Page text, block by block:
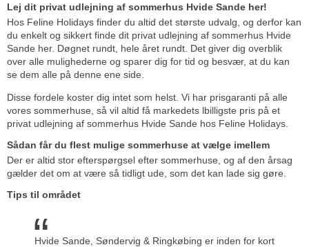
Lej dit privat udlejning af sommerhus Hvide Sande her!
Hos Feline Holidays finder du altid det største udvalg, og derfor kan
du enkelt og sikkert finde dit privat udlejning af sommerhus Hvide
Sande her. Døgnet rundt, hele året rundt. Det giver dig overblik
over alle mulighederne og sparer dig for tid og besvær, at du kan
se dem alle på denne ene side.
Disse fordele koster dig intet som helst. Vi har prisgaranti på alle
vores sommerhuse, så vil altid få markedets lbilligste pris på et
privat udlejning af sommerhus Hvide Sande hos Feline Holidays.
Sådan får du flest mulige sommerhuse at vælge imellem
Der er altid stor efterspørgsel efter sommerhuse, og af den årsag
gælder det om at være så tidligt ude, som det kan lade sig gøre.
Tips til området
Hvide Sande, Søndervig & Ringkøbing er inden for kort